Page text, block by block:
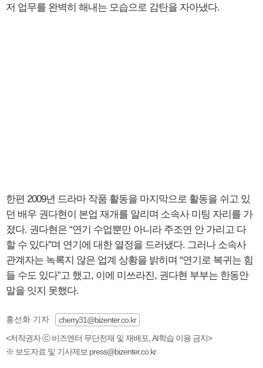
저 업무를 완벽히 해내는 모습으로 감탄을 자아냈다.
한편 2009년 드라마 작품 활동을 마지막으로 활동을 쉬고 있
던 배우 권다현이 본업 재개를 알리며 소속사 미팅 자리를 가
졌다. 권다현은 “연기 수업뿐만 아니라 주조연 안 가리고 다
할 수 있다”며 연기에 대한 열정을 드러냈다. 그러나 소속사
관계자는 녹록지 않은 업계 상황을 밝히며 “연기로 복귀는 힘
들 수도 있다”고 했고, 이에 미쓰라진, 권다현 부부는 한동안
말을 잇지 못했다.
홍선화 기자
cherry31@bizenter.co.kr
<저작권자 ⓒ 비즈엔터 무단전재 및 재배포, AI학습 이용 금지>
※ 보도자료 및 기사제보 press@bizenter.co.kr